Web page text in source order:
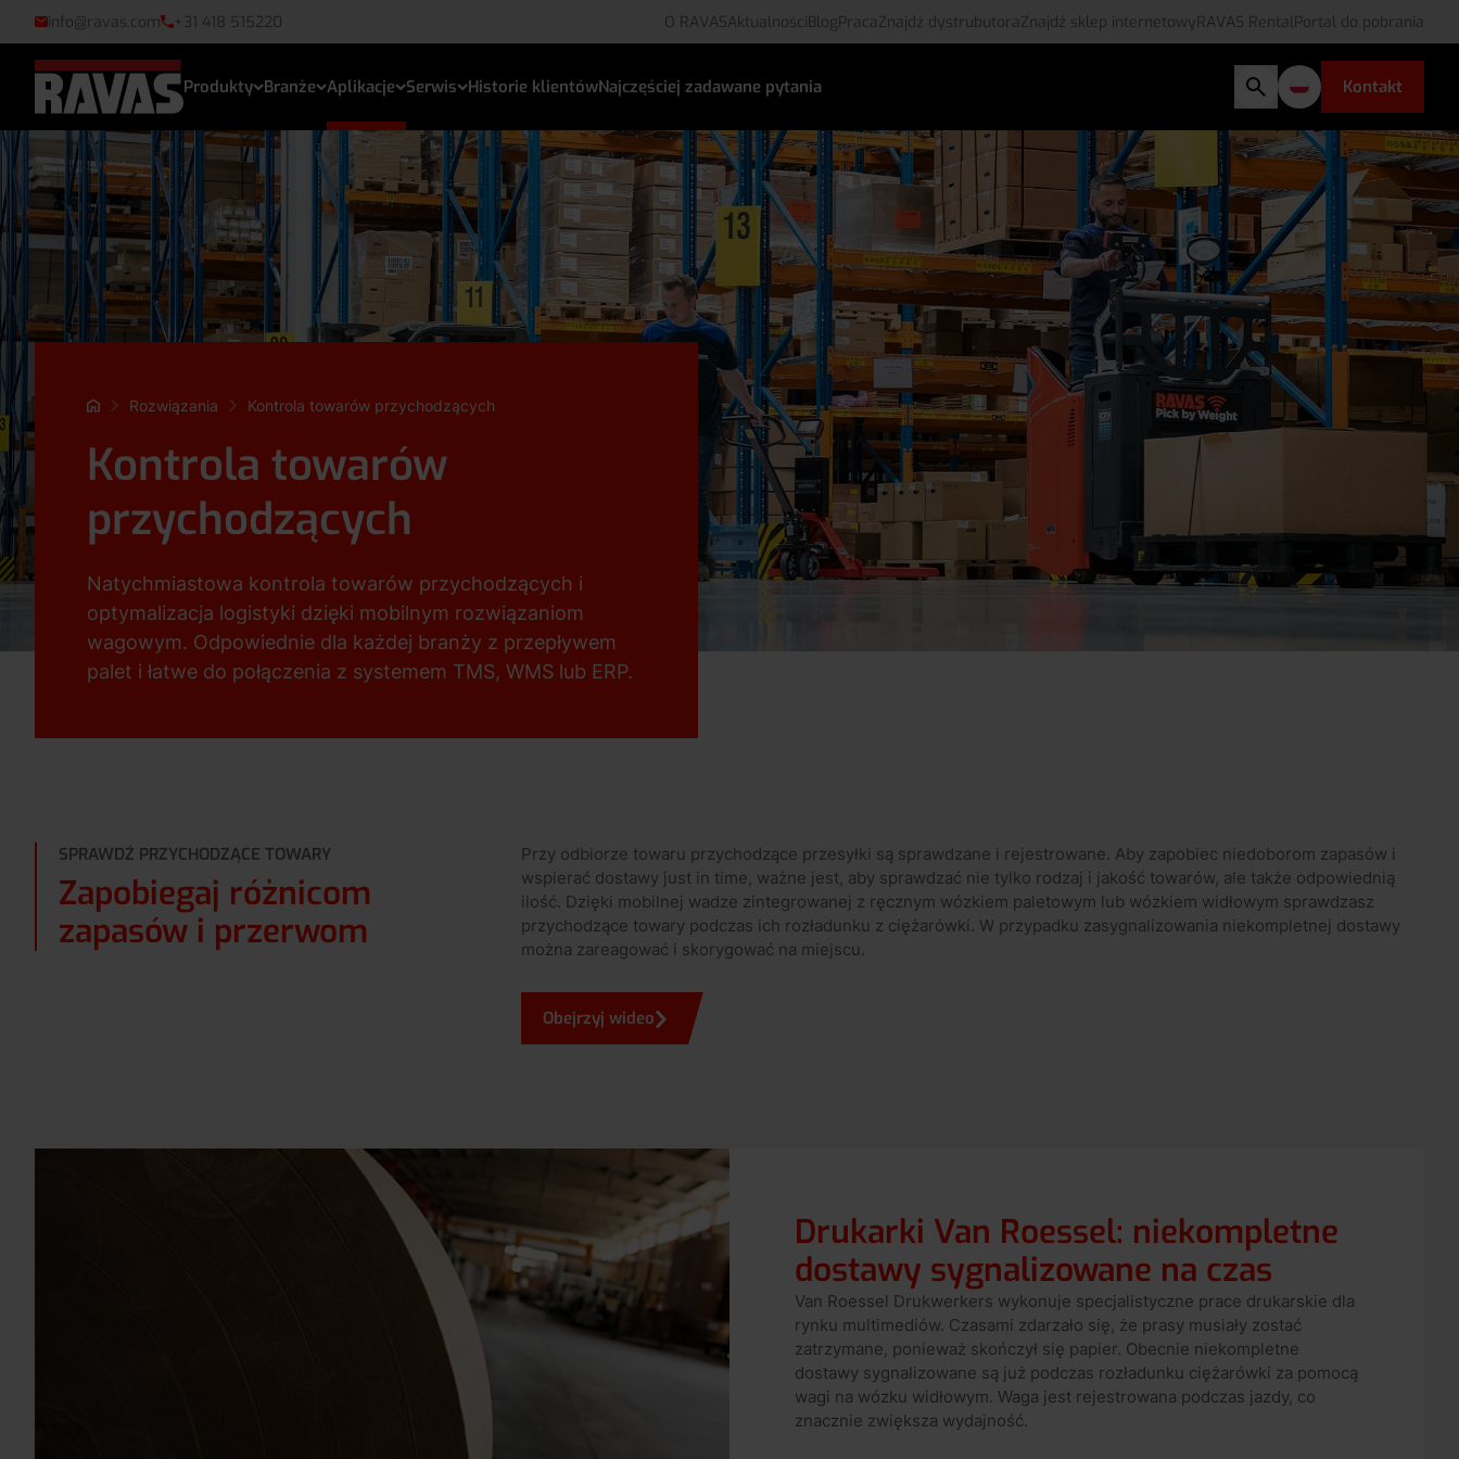
info@ravas.com +31 418 515220 O RAVASAktualnościBlogPracaZnajdź dystrubutoraZnajdź sklep internetowyRAVAS RentalPortal do pobrania
Produkty Branże Aplikacje Serwis Historie klientówNajczęściej zadawane pytania Kontakt
Rozwiązania Kontrola towarów przychodzących
Kontrola towarów
przychodzących
Natychmiastowa kontrola towarów przychodzących i
optymalizacja logistyki dzięki mobilnym rozwiązaniom
wagowym. Odpowiednie dla każdej branży z przepływem
palet i łatwe do połączenia z systemem TMS, WMS lub ERP.
SPRAWDŹ PRZYCHODZĄCE TOWARY
Zapobiegaj różnicom
zapasów i przerwom
Przy odbiorze towaru przychodzące przesyłki są sprawdzane i rejestrowane. Aby zapobiec niedoborom zapasów i
wspierać dostawy just in time, ważne jest, aby sprawdzać nie tylko rodzaj i jakość towarów, ale także odpowiednią
ilość. Dzięki mobilnej wadze zintegrowanej z ręcznym wózkiem paletowym lub wózkiem widłowym sprawdzasz
przychodzące towary podczas ich rozładunku z ciężarówki. W przypadku zasygnalizowania niekompletnej dostawy
można zareagować i skorygować na miejscu.
Obejrzyj wideo
Drukarki Van Roessel: niekompletne
dostawy sygnalizowane na czas
Van Roessel Drukwerkers wykonuje specjalistyczne prace drukarskie dla
rynku multimediów. Czasami zdarzało się, że prasy musiały zostać
zatrzymane, ponieważ skończył się papier. Obecnie niekompletne
dostawy sygnalizowane są już podczas rozładunku ciężarówki za pomocą
wagi na wózku widłowym. Waga jest rejestrowana podczas jazdy, co
znacznie zwiększa wydajność.